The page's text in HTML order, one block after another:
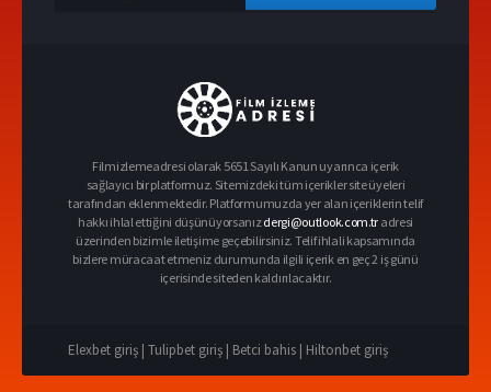
Filmizlemeadresi olarak 5651 Sayılı Kanun uyarınca içerik
sağlayıcı bir platformuz. Sitemizdeki tüm içerikler site üyeleri
tarafından eklenmektedir. Platformumuzda yer alan içeriklerin telif
hakkı ihlal ettiğini düşünüyorsanızdergi@outlook.com.tr adresi
üzerinden bizimle iletişime geçebilirsiniz. Telif ihlali kapsamında
bizlere müracaat etmeniz durumunda ilgili içerik en geç 2 iş günü
içerisinde siteden kaldırılacaktır.
Elexbet giriş | Tulipbet giriş | Betci bahis | Hiltonbet giriş